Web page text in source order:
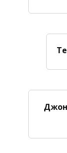
Джон